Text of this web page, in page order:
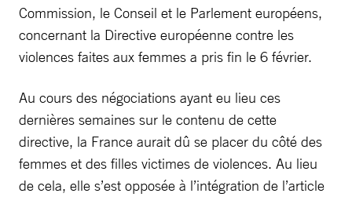
Commission, le Conseil et le Parlement européens,
concernant la Directive européenne contre les
violences faites aux femmes a pris fin le 6 février.
Au cours des négociations ayant eu lieu ces
dernières semaines sur le contenu de cette
directive, la France aurait dû se placer du côté des
femmes et des filles victimes de violences. Au lieu
de cela, elle s’est opposée à l’intégration de l’article